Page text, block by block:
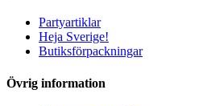
Partyartiklar
Heja Sverige!
Butiksförpackningar
Övrig information